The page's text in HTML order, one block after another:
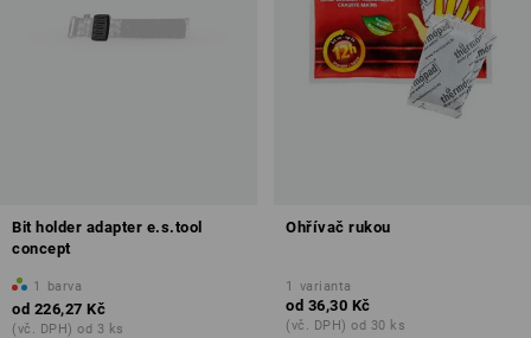
Bit holder adapter e.s.tool
concept
1 barva
od 226,27 Kč
(vč. DPH) od 3 ks
Ohřívač rukou
1 varianta
od 36,30 Kč
(vč. DPH) od 30 ks